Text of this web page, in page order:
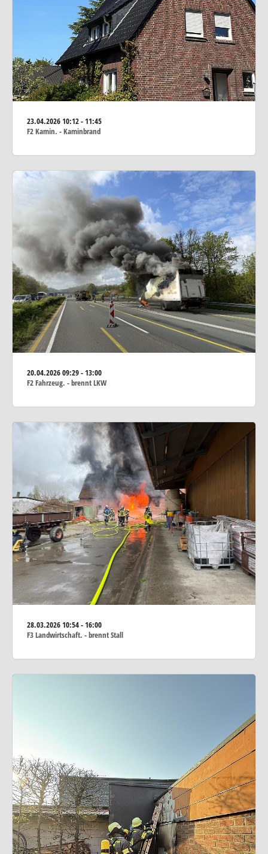
23.04.202610:12 - 11:45
F2 Kamin. - Kaminbrand
20.04.202609:29 - 13:00
F2 Fahrzeug. - brennt LKW
28.03.202610:54 - 16:00
F3 Landwirtschaft. - brennt Stall